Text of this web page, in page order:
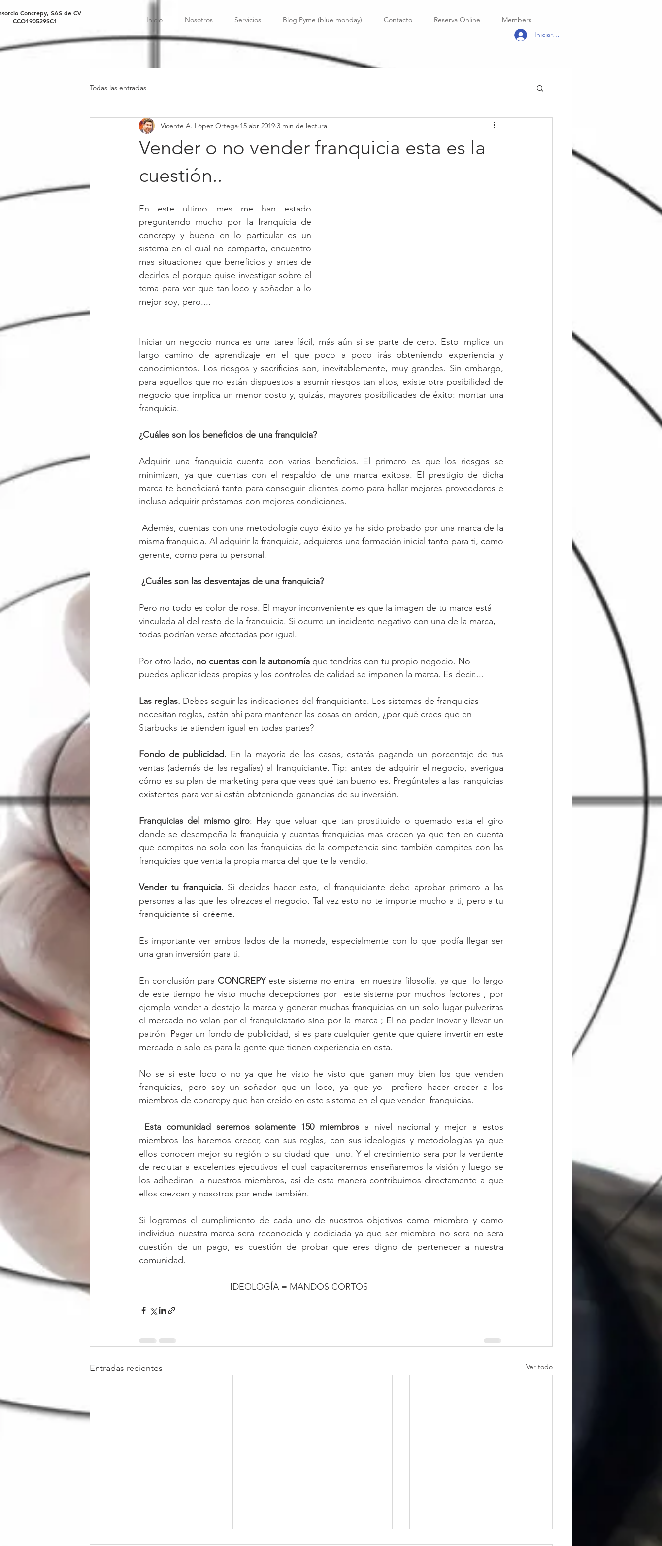
Concrepy, SAS de CV
Inicio Nosotros Servicios Blog Pyme (blue monday) Contacto Reserva Online
Members
Iniciar sesión
Todas las entradas
Vender o no vender franquicia esta es la
cuestión..
Vicente A. López Ortega 15 abr 2019 3 min de lectura
En este ultimo mes me han estado
preguntando mucho por la franquicia de
concrepy y bueno en lo particular es un
sistema en el cual no comparto, encuentro
mas situaciones que beneficios y antes de
decirles el porque quise investigar sobre el
tema para ver que tan loco y soñador a lo
mejor soy, pero....
Iniciar un negocio nunca es una tarea fácil, más aún si se parte de cero. Esto implica un
largo camino de aprendizaje en el que poco a poco irás obteniendo experiencia y
conocimientos. Los riesgos y sacrificios son, inevitablemente, muy grandes. Sin embargo,
para aquellos que no están dispuestos a asumir riesgos tan altos, existe otra posibilidad de
negocio que implica un menor costo y, quizás, mayores posibilidades de éxito: montar una
franquicia.
¿Cuáles son los beneficios de una franquicia?
Adquirir una franquicia cuenta con varios beneficios. El primero es que los riesgos se
minimizan, ya que cuentas con el respaldo de una marca exitosa. El prestigio de dicha
marca te beneficiará tanto para conseguir clientes como para hallar mejores proveedores e
incluso adquirir préstamos con mejores condiciones.
misma franquicia. Al adquirir la franquicia, adquieres una formación inicial tanto para ti, como
gerente, como para tu personal.
¿Cuáles son las desventajas de una franquicia?
Pero no todo es color de rosa. El mayor inconveniente es que la imagen de tu marca está
vinculada al del resto de la franquicia. Si ocurre un incidente negativo con una de la marca,
todas podrían verse afectadas por igual.
Por otro lado, no cuentas con la autonomía que tendrías con tu propio negocio. No
puedes aplicar ideas propias y los controles de calidad se imponen la marca. Es decir....
Las reglas. Debes seguir las indicaciones del franquiciante. Los sistemas de franquicias
necesitan reglas, están ahí para mantener las cosas en orden, ¿por qué crees que en
Starbucks te atienden igual en todas partes?
Fondo de publicidad. En la mayoría de los casos, estarás pagando un porcentaje de tus
ventas (además de las regalías) al franquiciante. Tip: antes de adquirir el negocio, averigua
cómo es su plan de marketing para que veas qué tan bueno es. Pregúntales a las franquicias
existentes para ver si están obteniendo ganancias de su inversión.
Franquicias del mismo giro: Hay que valuar que tan prostituido o quemado esta el giro
donde se desempeña la franquicia y cuantas franquicias mas crecen ya que ten en cuenta
que compites no solo con las franquicias de la competencia sino también compites con las
franquicias que venta la propia marca del que te la vendio.
Vender tu franquicia. Si decides hacer esto, el franquiciante debe aprobar primero a las
personas a las que les ofrezcas el negocio. Tal vez esto no te importe mucho a ti, pero a tu
franquiciante sí, créeme.
Es importante ver ambos lados de la moneda, especialmente con lo que podía llegar ser
una gran inversión para ti.
En conclusión para CONCREPY este sistema no entra  en nuestra filosofía, ya que  lo largo
de este tiempo he visto mucha decepciones por  este sistema por muchos factores , por
ejemplo vender a destajo la marca y generar muchas franquicias en un solo lugar pulverizas
el mercado no velan por el franquiciatario sino por la marca ; El no poder inovar y llevar un
patrón; Pagar un fondo de publicidad, si es para cualquier gente que quiere invertir en este
mercado o solo es para la gente que tienen experiencia en esta.
No se si este loco o no ya que he visto he visto que ganan muy bien los que venden
franquicias, pero soy un soñador que un loco, ya que yo  prefiero hacer crecer a los
miembros de concrepy que han creído en este sistema en el que vender  franquicias.
Esta comunidad seremos solamente 150 miembros a nivel nacional y mejor a estos
miembros los haremos crecer, con sus reglas, con sus ideologías y metodologías ya que
ellos conocen mejor su región o su ciudad que  uno. Y el crecimiento sera por la vertiente
de reclutar a excelentes ejecutivos el cual capacitaremos enseñaremos la visión y luego se
los adhediran  a nuestros miembros, así de esta manera contribuimos directamente a que
ellos crezcan y nosotros por ende también.
Si logramos el cumplimiento de cada uno de nuestros objetivos como miembro y como
individuo nuestra marca sera reconocida y codiciada ya que ser miembro no sera no sera
cuestión de un pago, es cuestión de probar que eres digno de pertenecer a nuestra
comunidad.
                                     IDEOLOGÍA = MANDOS CORTOS
Entradas recientes Ver todo